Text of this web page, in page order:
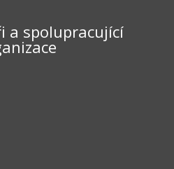
a spolupracující